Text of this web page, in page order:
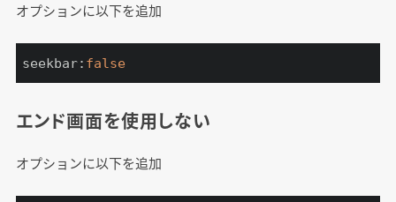
オプションに以下を追加
seekbar: false
エンド画面を使用しない
オプションに以下を追加